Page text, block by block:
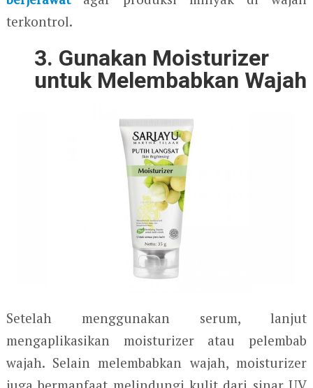
terkontrol.
3. Gunakan Moisturizer
untuk Melembabkan Wajah
Setelah menggunakan serum, lanjut
mengaplikasikan moisturizer atau pelembab
wajah. Selain melembabkan wajah, moisturizer